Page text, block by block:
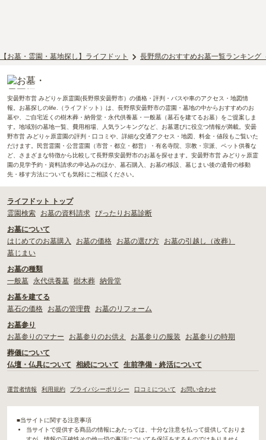
【お墓・霊園・墓地探し】ライフドット 長野県のおすすめお墓一覧ランキング
安曇野市営 みどりヶ原霊園(長野県安曇野市）の価格・評判・バスや車のアクセス・地図情
報。お墓探しのlife.（ライフドット）は、長野県安曇野市の霊園・墓地の中からおすすめのお
墓や、ご自宅近くの樹木葬・納骨堂・永代供養墓・一般墓（墓石を建てるお墓）をご提案しま
す。地域別の墓地一覧、費用相場、人気ランキングなど、お墓選びに役立つ情報が満載。安曇
野市営 みどりヶ原霊園の評判・口コミや、詳細な交通アクセス・地図、料金・値段もご覧いた
だけます。民営霊園・公営霊園（市営・都立・都営）・有名寺院、宗教・宗派、ペット供養な
ど、さまざまな特徴から比較して長野県安曇野市のお墓を探せます。安曇野市営 みどりヶ原霊
園の見学予約・資料請求の申込みのほか、墓石購入、お墓の移設、墓じまい後の遺骨の移動
先・移す方法についても気軽にご相談ください。
ライフドット トップ
霊園検索
お墓の資料請求 ぴったりお墓診断
お墓について
はじめてのお墓購入
お墓の価格 お墓の選び方
お墓の引越し（改葬）
墓じまい
お墓の種類
一般墓
永代供養墓 樹木葬 納骨堂
お墓を建てる
墓石の価格
お墓の管理費
お墓のリフォーム
お墓参り
お墓参りのマナー
お墓参りのお供え お墓参りの服装
お墓参りの時期
葬儀について
仏壇・仏具について
相続について 生前準備・終活について
運営者情報 利用規約 プライバシーポリシー 口コミについて お問い合わせ
■当サイトに関する注意事項
当サイトで提供する商品の情報にあたっては、十分な注意を払って提供しておりま